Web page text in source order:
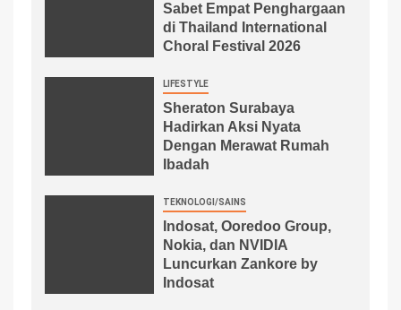
Sabet Empat Penghargaan
di Thailand International
Choral Festival 2026
LIFESTYLE
Sheraton Surabaya
Hadirkan Aksi Nyata
Dengan Merawat Rumah
Ibadah
TEKNOLOGI/SAINS
Indosat, Ooredoo Group,
Nokia, dan NVIDIA
Luncurkan Zankore by
Indosat